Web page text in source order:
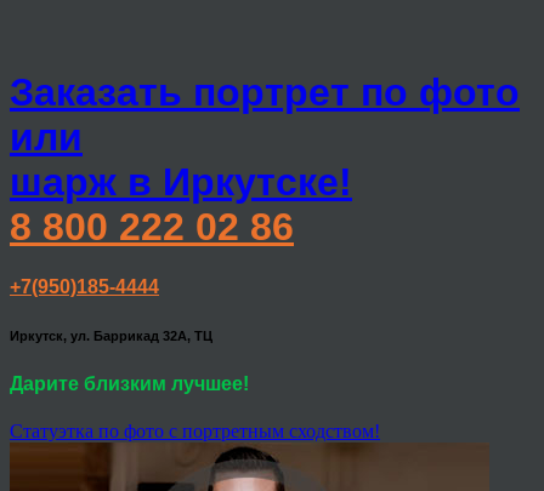
Заказать портрет по фото
или
шарж в Иркутске!
8 800 222 02 86
+7(950)185-4444
Иркутск, ул. Баррикад 32А, ТЦ
Дарите близким лучшее!
Статуэтка по фото с портретным сходством!